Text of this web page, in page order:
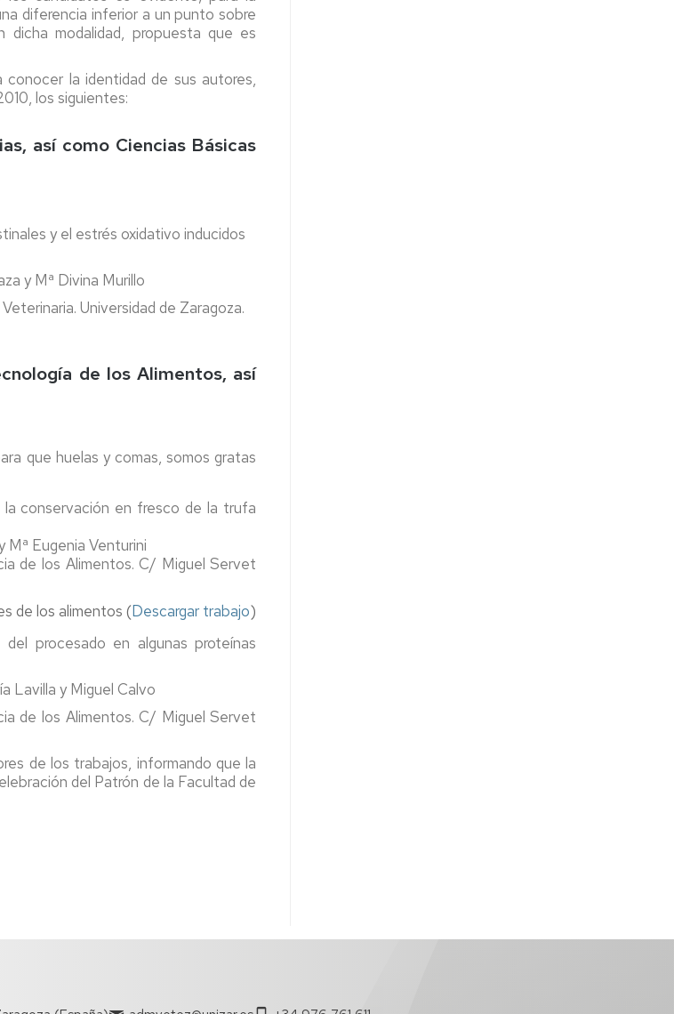
diferencia inferior a un punto sobre
modalidad, propuesta que es
la identidad de sus autores,
los siguientes:
así como Ciencias Básicas
y el estrés oxidativo inducidos
y Mª Divina Murillo
Universidad de Zaragoza.
de los Alimentos, así
que huelas y comas, somos gratas
conservación en fresco de la trufa
Mª Eugenia Venturini
de los Alimentos. C/ Miguel Servet
de los alimentos (Descargar trabajo)
procesado en algunas proteínas
Lavilla y Miguel Calvo
de los Alimentos. C/ Miguel Servet
de los trabajos, informando que la
del Patrón de la Facultad de